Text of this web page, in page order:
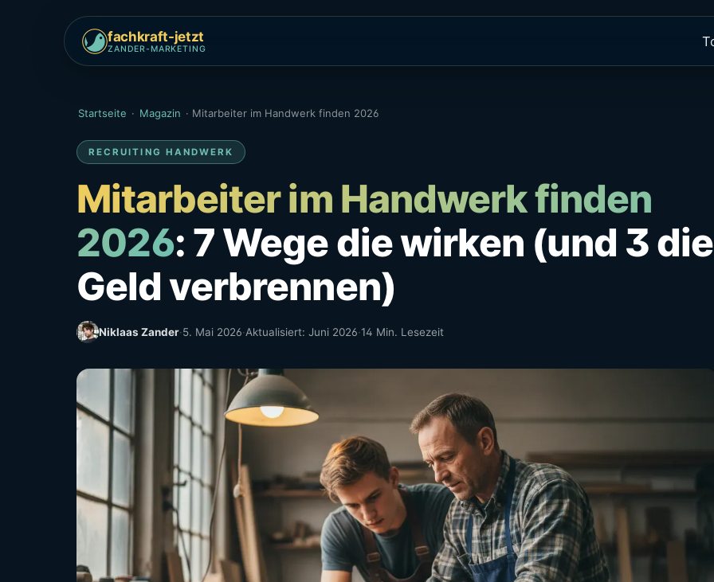
fachkraft-jetzt
ZANDER-MARKETING
Startseite · Magazin · Mitarbeiter im Handwerk finden 2026
RECRUITING HANDWERK
Mitarbeiter im Handwerk finden
2026: 7 Wege die wirken (und 3 die
Geld verbrennen)
Niklaas Zander·5. Mai 2026·Aktualisiert: Juni 2026·14 Min. Lesezeit